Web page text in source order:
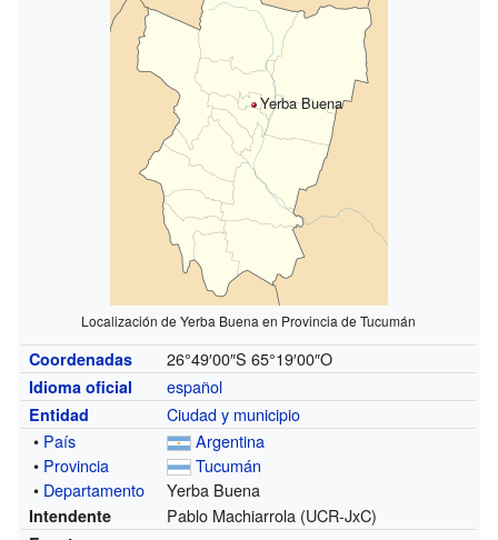
Yerba Buena
Localización de Yerba Buena en Provincia de Tucumán
Coordenadas 26°49′00″S 65°19′00″O
Idioma oficial español
Entidad
Ciudad y municipio
• País
Argentina
• Provincia
Tucumán
• Departamento Yerba Buena
Intendente Pablo Machiarrola (UCR-JxC)